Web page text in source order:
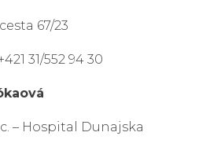
67/23
31/552 94 30
– Hospital Dunajska